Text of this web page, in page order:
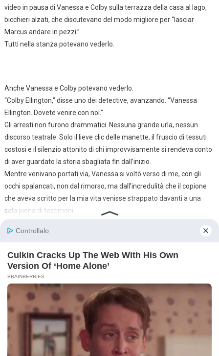
video in pausa di Vanessa e Colby sulla terrazza della casa al lago,
bicchieri alzati, che discutevano del modo migliore per “lasciar
Marcus andare in pezzi.”
Tutti nella stanza potevano vederlo.
Anche Vanessa e Colby potevano vederlo.
“Colby Ellington,” disse uno dei detective, avanzando. “Vanessa
Ellington. Dovete venire con noi.”
Gli arresti non furono drammatici. Nessuna grande urla, nessun
discorso teatrale. Solo il lieve clic delle manette, il fruscio di tessuti
costosi e il silenzio attonito di chi improvvisamente si rendeva conto
di aver guardato la storia sbagliata fin dall’inizio.
Mentre venivano portati via, Vanessa si voltò verso di me, con gli
occhi spalancati, non dal rimorso, ma dall’incredulità che il copione
che aveva scritto per la mia vita venisse strappato davanti a una
sala piena di testimoni.
Mi sentivo presente.
## Il Nostro Finale
“frode” e “violazione della fiducia” riempirono i titoli e i fascicoli in
tribunale. Partecipai quando potei, ma rifiutai di lasciare che il
tribunale diventasse il centro delle nostre vite.
Le sentenze furono severe. Le condanne, lunghe.